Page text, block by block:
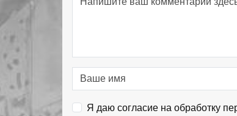
Я даю согласие на обработку